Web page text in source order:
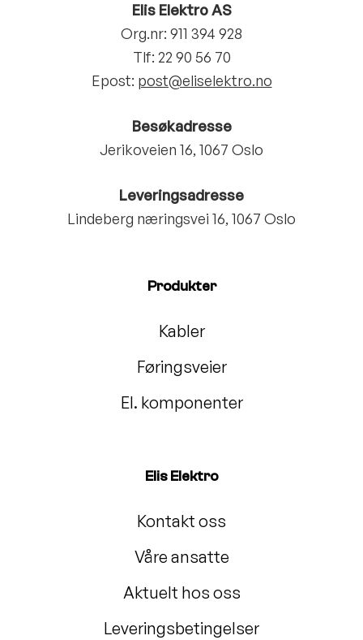
Elis Elektro AS
Org.nr: 911 394 928
Tlf: 22 90 56 70
Epost: post@eliselektro.no
Leveringsadresse
Lindeberg næringsvei 16, 1067 Oslo
Besøkadresse
Jerikoveien 16, 1067 Oslo
Produkter
Kabler
Føringsveier
El. komponenter
Elis Elektro
Kontakt oss
Våre ansatte
Aktuelt hos oss
Leveringsbetingelser